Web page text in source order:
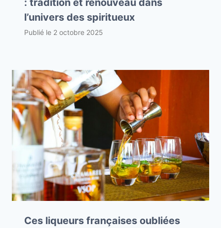
l’univers des spiritueux
Publié le 2 octobre 2025
Ces liqueurs françaises oubliées